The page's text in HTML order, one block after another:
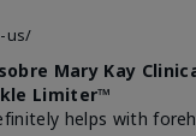
us/
Mary Kay
Limiter™
helps with